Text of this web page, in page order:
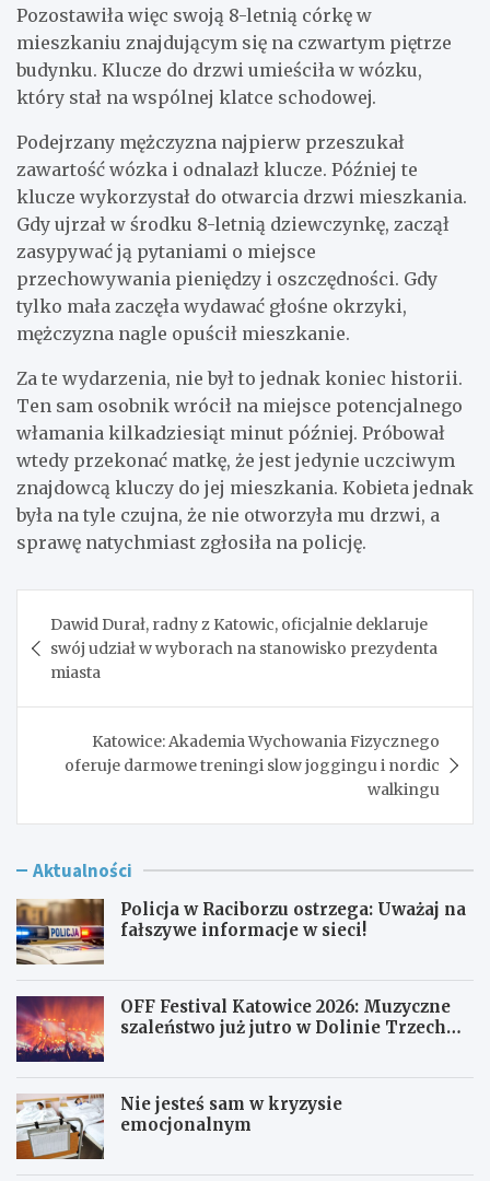
Pozostawiła więc swoją 8-letnią córkę w
mieszkaniu znajdującym się na czwartym piętrze
budynku. Klucze do drzwi umieściła w wózku,
który stał na wspólnej klatce schodowej.
Podejrzany mężczyzna najpierw przeszukał
zawartość wózka i odnalazł klucze. Później te
klucze wykorzystał do otwarcia drzwi mieszkania.
Gdy ujrzał w środku 8-letnią dziewczynkę, zaczął
zasypywać ją pytaniami o miejsce
przechowywania pieniędzy i oszczędności. Gdy
tylko mała zaczęła wydawać głośne okrzyki,
mężczyzna nagle opuścił mieszkanie.
Za te wydarzenia, nie był to jednak koniec historii.
Ten sam osobnik wrócił na miejsce potencjalnego
włamania kilkadziesiąt minut później. Próbował
wtedy przekonać matkę, że jest jedynie uczciwym
znajdowcą kluczy do jej mieszkania. Kobieta jednak
była na tyle czujna, że nie otworzyła mu drzwi, a
sprawę natychmiast zgłosiła na policję.
wpisu
Dawid Durał, radny z Katowic, oficjalnie deklaruje
swój udział w wyborach na stanowisko prezydenta
miasta
Katowice: Akademia Wychowania Fizycznego
oferuje darmowe treningi slow joggingu i nordic
walkingu
Aktualności
Policja w Raciborzu ostrzega: Uważaj na
fałszywe informacje w sieci!
OFF Festival Katowice 2026: Muzyczne
szaleństwo już jutro w Dolinie Trzech
Nie jesteś sam w kryzysie
emocjonalnym